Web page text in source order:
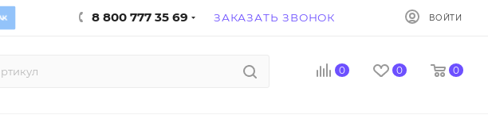
8 800 777 35 69 ЗАКАЗАТЬ ЗВОНОК ВОЙТИ
0 0 0